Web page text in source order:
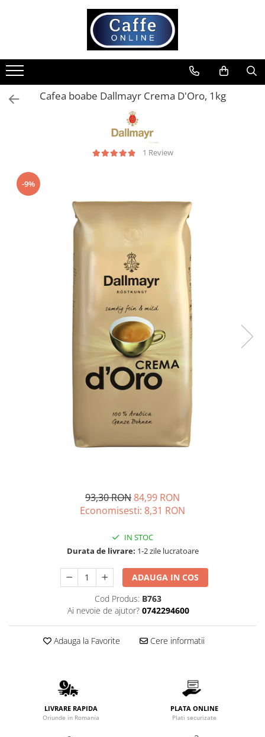
Cafea
Cafea Boabe
Capsule Cafea
Aparate Automate
Aparate capsule
Stabilizatoare tensiune
Piese schimb espressoare
Accesorii si intretinere
Portafiltre
Cafea boabe Dallmayr Crema D'Oro, 1kg
1 Review
-9%
93,30 RON84,99 RON
Economisesti: 8,31 RON
IN STOC
Durata de livrare: 1-2 zile lucratoare
ADAUGA IN COS
Cod Produs: B763
Ai nevoie de ajutor? 0742294600
Adauga la Favorite Cere informatii
LIVRARE RAPIDA
Oriunde in Romania
PLATA ONLINE
Plati securizate